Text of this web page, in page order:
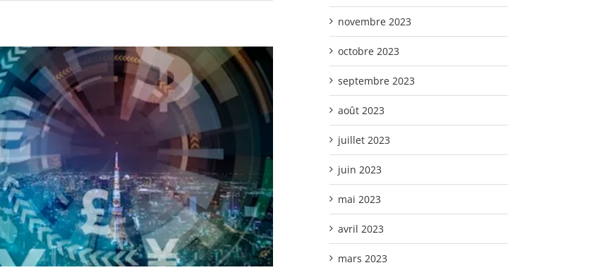
novembre 2023
octobre 2023
septembre 2023
août 2023
juillet 2023
juin 2023
mai 2023
avril 2023
mars 2023